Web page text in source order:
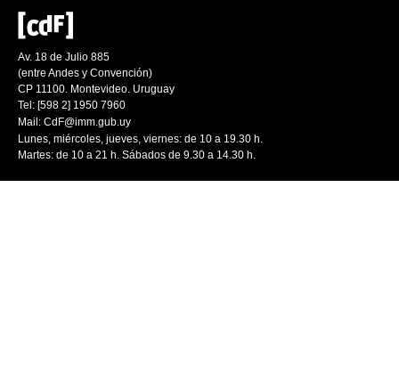
Av. 18 de Julio 885
(entre Andes y Convención)
CP 11100. Montevideo. Uruguay
Tel: [598 2] 1950 7960
Mail: CdF@imm.gub.uy
Lunes, miércoles, jueves, viernes: de 10 a 19.30 h.
Martes: de 10 a 21 h. Sábados de 9.30 a 14.30 h.